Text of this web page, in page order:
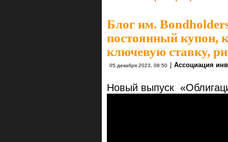
Блог им.
постоянный купон,
ключевую ставку,
05 декабря 2023, 08:50 Ассоциация
Новый выпуск